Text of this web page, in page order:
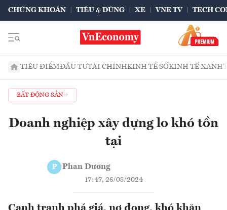
CHỨNG KHOÁN TIÊU & DÙNG XE VNE TV TECH
TIÊU ĐIỂMĐẦU TƯTÀI CHÍNHKINH TẾ SỐKINH TẾ XANH
BẤT ĐỘNG SẢN
Doanh nghiệp xây dựng lo khó tồn
tại
P Phan Dương
17:47, 26/08/2024